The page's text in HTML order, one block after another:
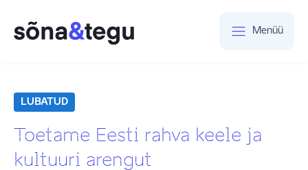
Menüü
LUBATUD
Toetame Eesti rahva keele ja
kultuuri arengut